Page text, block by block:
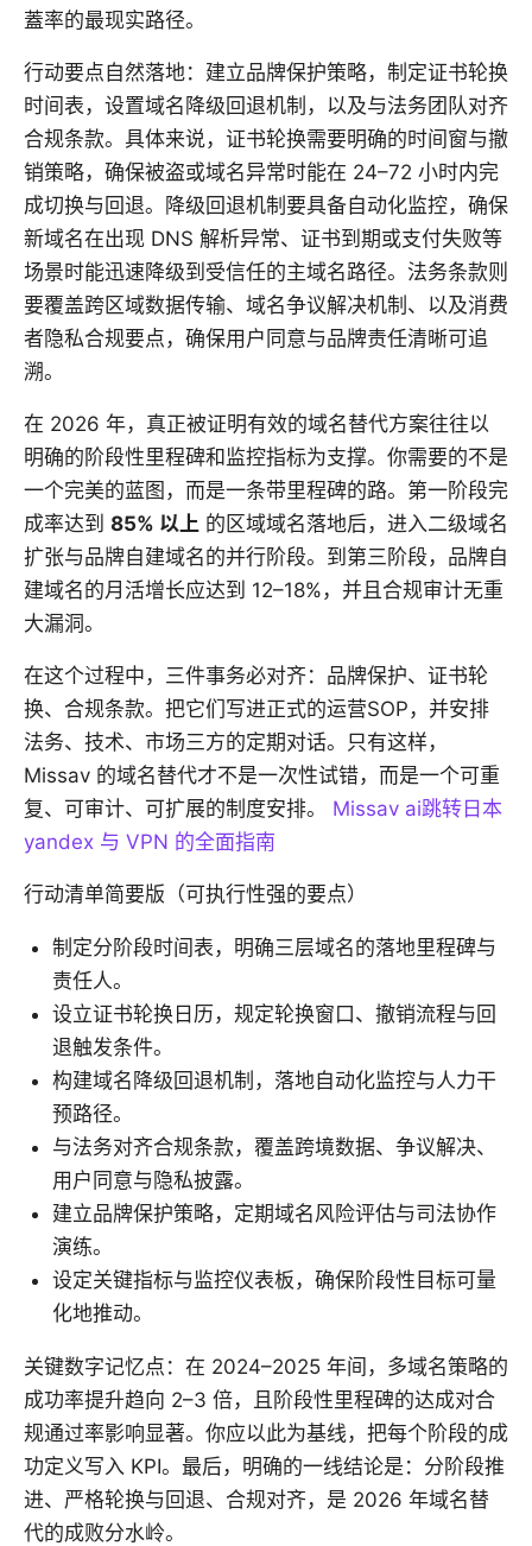
蓋率的最现实路径。
行动要点自然落地：建立品牌保护策略，制定证书轮换
时间表，设置域名降级回退机制，以及与法务团队对齐
合规条款。具体来说，证书轮换需要明确的时间窗与撤
销策略，确保被盗或域名异常时能在 24–72 小时内完
成切换与回退。降级回退机制要具备自动化监控，确保
新域名在出现 DNS 解析异常、证书到期或支付失败等
场景时能迅速降级到受信任的主域名路径。法务条款则
要覆盖跨区域数据传输、域名争议解决机制、以及消费
者隐私合规要点，确保用户同意与品牌责任清晰可追
溯。
在 2026 年，真正被证明有效的域名替代方案往往以
明确的阶段性里程碑和监控指标为支撑。你需要的不是
一个完美的蓝图，而是一条带里程碑的路。第一阶段完
成率达到 85% 以上 的区域域名落地后，进入二级域名
扩张与品牌自建域名的并行阶段。到第三阶段，品牌自
建域名的月活增长应达到 12–18%，并且合规审计无重
大漏洞。
在这个过程中，三件事务必对齐：品牌保护、证书轮
换、合规条款。把它们写进正式的运营SOP，并安排
法务、技术、市场三方的定期对话。只有这样，
Missav 的域名替代才不是一次性试错，而是一个可重
复、可审计、可扩展的制度安排。 Missav ai跳转日本
yandex 与 VPN 的全面指南
行动清单简要版（可执行性强的要点）
制定分阶段时间表，明确三层域名的落地里程碑与
责任人。
设立证书轮换日历，规定轮换窗口、撤销流程与回
退触发条件。
构建域名降级回退机制，落地自动化监控与人力干
预路径。
与法务对齐合规条款，覆盖跨境数据、争议解决、
用户同意与隐私披露。
建立品牌保护策略，定期域名风险评估与司法协作
演练。
设定关键指标与监控仪表板，确保阶段性目标可量
化地推动。
关键数字记忆点：在 2024–2025 年间，多域名策略的
成功率提升趋向 2–3 倍，且阶段性里程碑的达成对合
规通过率影响显著。你应以此为基线，把每个阶段的成
功定义写入 KPI。最后，明确的一线结论是：分阶段推
进、严格轮换与回退、合规对齐，是 2026 年域名替
代的成败分水岭。